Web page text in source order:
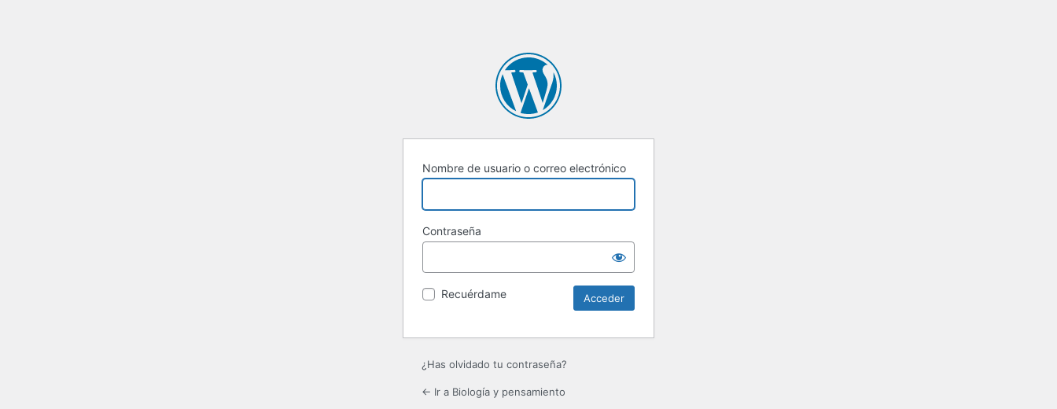
Nombre de usuario o correo electrónico
Contraseña
Recuérdame
¿Has olvidado tu contraseña?
← Ir a Biología y pensamiento